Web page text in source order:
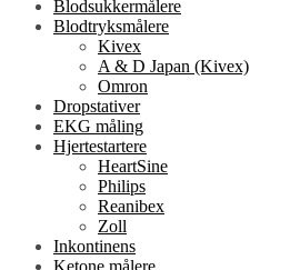
Blodsukkermålere
Blodtryksmålere
Kivex
A & D Japan (Kivex)
Omron
Dropstativer
EKG måling
Hjertestartere
HeartSine
Philips
Reanibex
Zoll
Inkontinens
Ketone målere